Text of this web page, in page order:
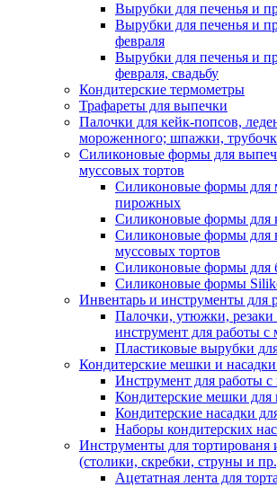
Вырубки для печенья и
Вырубки для печенья и
февраля
Вырубки для печенья и
февраля, свадьбу
Кондитерские термометры
Трафареты для выпечки
Палочки для кейк-попсов,
мороженного; шпажки,
Силиконовые формы для
муссовых тортов
Силиконовые формы для
пирожных
Силиконовые формы для
Силиконовые формы для
муссовых тортов
Силиконовые формы для
Силиконовые формы
Инвентарь и инструменты для
Палочки, утюжки,
инструмент для работы с
Пластиковые вырубки
Кондитерские мешки и насадки
Инструмент для работы
Кондитерские мешки для
Кондитерские насадки
Наборы кондитерских
Инструменты для тортированя
(столики, скребки, струны и
Ацетатная лента для торта